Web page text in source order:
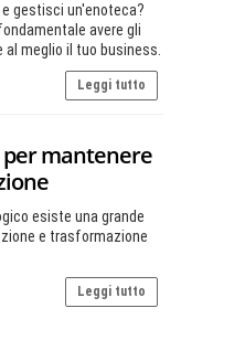
gestisci un'enoteca?
avere gli
meglio il tuo business.
Leggi tutto
mantenere
esiste una grande
e trasformazione
Leggi tutto